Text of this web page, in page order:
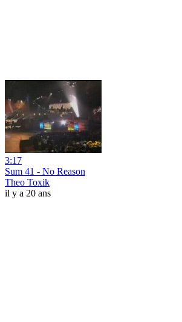
3:17
Sum 41 - No Reason
Theo Toxik
il y a 20 ans